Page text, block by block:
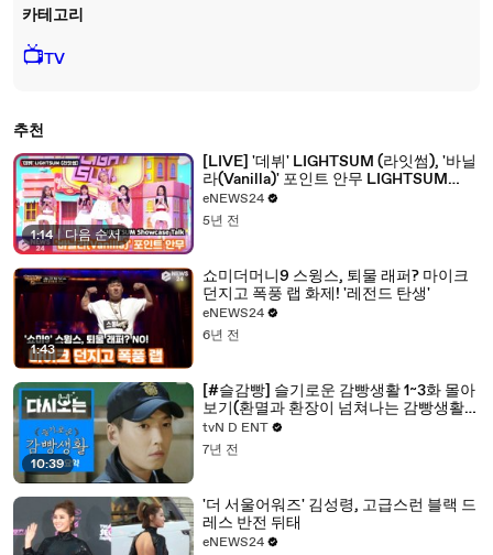
카테고리
📺TV
추천
1:14 | 다음 순서
[LIVE] '데뷔' LIGHTSUM (라잇썸), '바닐
라(Vanilla)' 포인트 안무 LIGHTSUM
Showcase Talk
eNEWS24
5년 전
1:43
쇼미더머니9 스윙스, 퇴물 래퍼? 마이크
던지고 폭풍 랩 화제! '레전드 탄생'
eNEWS24
6년 전
10:39
[#슬감빵] 슬기로운 감빵생활 1~3화 몰아
보기(환멸과 환장이 넘쳐나는 감빵생활의
시작) | #다시보는슬기로운감빵생활 |
#Diggle
tvN D ENT
7년 전
'더 서울어워즈' 김성령, 고급스런 블랙 드
레스 반전 뒤태
eNEWS24